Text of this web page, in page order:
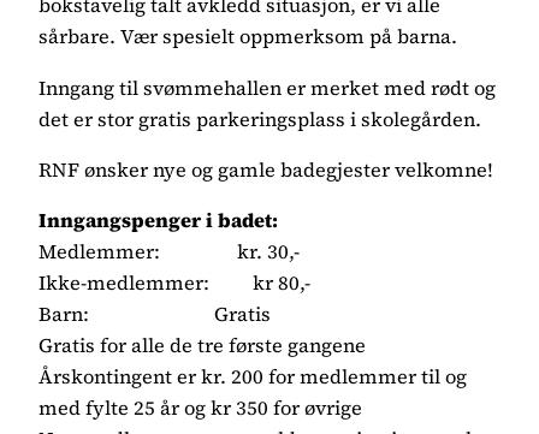
sårbare. Vær spesielt oppmerksom på barna.
Inngang til svømmehallen er merket med rødt og
det er stor gratis parkeringsplass i skolegården.
RNF ønsker nye og gamle badegjester velkomne!
Inngangspenger i badet:
Medlemmer: kr. 30,-
Ikke-medlemmer: kr 80,-
Barn: Gratis
Gratis for alle de tre første gangene
Årskontingent er kr. 200 for medlemmer til og
med fylte 25 år og kr 350 for øvrige